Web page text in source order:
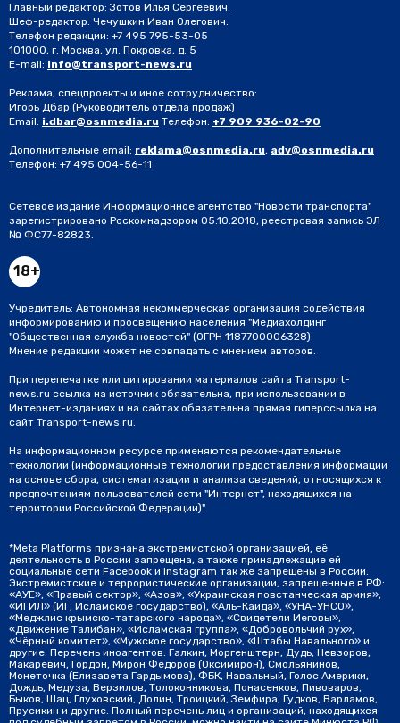
Главный редактор: Зотов Илья Сергеевич.
Шеф-редактор: Чечушкин Иван Олегович.
Телефон редакции: +7 495 795-53-05
101000, г. Москва, ул. Покровка, д. 5
E-mail: info@transport-news.ru
Реклама, спецпроекты и иное сотрудничество:
Игорь Дбар (Руководитель отдела продаж)
Email: i.dbar@osnmedia.ru Телефон: +7 909 936-02-90
Дополнительные email: reklama@osnmedia.ru, adv@osnmedia.ru
Телефон: +7 495 004-56-11
Сетевое издание Информационное агентство "Новости транспорта"
зарегистрировано Роскомнадзором 05.10.2018, реестровая запись ЭЛ
№ ФС77-82823.
18+
Учредитель: Автономная некоммерческая организация содействия
информированию и просвещению населения "Медиахолдинг
"Общественная служба новостей" (ОГРН 1187700006328).
Мнение редакции может не совпадать с мнением авторов.
При перепечатке или цитировании материалов сайта Transport-
news.ru ссылка на источник обязательна, при использовании в
Интернет-изданиях и на сайтах обязательна прямая гиперссылка на
сайт Transport-news.ru.
На информационном ресурсе применяются рекомендательные
технологии (информационные технологии предоставления информации
на основе сбора, систематизации и анализа сведений, относящихся к
предпочтениям пользователей сети "Интернет", находящихся на
территории Российской Федерации)".
*Meta Platforms признана экстремистской организацией, её
деятельность в России запрещена, а также принадлежащие ей
социальные сети Facebook и Instagram так же запрещены в России.
Экстремистские и террористические организации, запрещенные в РФ:
«АУЕ», «Правый сектор», «Азов», «Украинская повстанческая армия»,
«ИГИЛ» (ИГ, Исламское государство), «Аль-Каида», «УНА-УНСО»,
«Меджлис крымско-татарского народа», «Свидетели Иеговы»,
«Движение Талибан», «Исламская группа», «Добровольчий рух»,
«Чёрный комитет», «Мужское государство», «Штабы Навального» и
другие. Перечень иноагентов: Галкин, Моргенштерн, Дудь, Невзоров,
Макаревич, Гордон, Мирон Фёдоров (Оксимирон), Смольянинов,
Монеточка (Елизавета Гардымова), ФБК, Навальный, Голос Америки,
Дождь, Медуза, Верзилов, Толоконникова, Понасенков, Пивоваров,
Быков, Шац, Глуховский, Долин, Троицкий, Земфира, Гудков, Варламов,
Прусикин и другие. Полный перечень лиц и организаций, находящихся